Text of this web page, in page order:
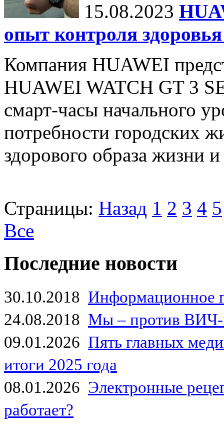
15.08.2023
опыт контроля
Компания HUAWEI
HUAWEI WATCH GT 3
смарт-часы начального
потребности городских
здорового образа жизни
Страницы: Назад 1 2 3 4 5
Все
Последние новости
30.10.2018 Информационное
24.08.2018 Мы – против
09.01.2026 Пять главных
итоги 2025 года
08.01.2026 Электронные
работает?